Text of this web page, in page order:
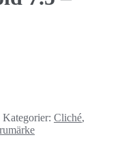
Kategorier: Cliché,